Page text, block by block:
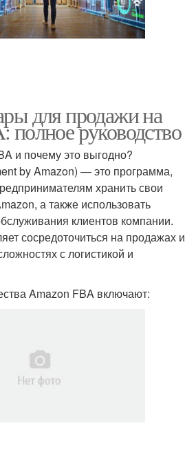
для продажи на
полное руководство
и почему это выгодно?
by Amazon) — это программа,
хранить свои
а также использовать
клиентов компании.
сосредоточиться на продажах и
с логистикой и
Amazon FBA включают: